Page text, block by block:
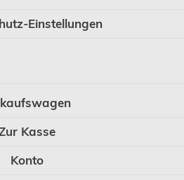
Einstellungen
Kasse
Konto